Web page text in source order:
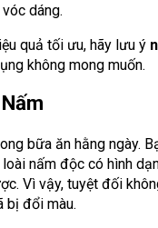
dáng.
quả tối ưu, hãy lưu ý
không mong muốn.
bữa ăn hằng ngày.
nấm độc có hình
Vì vậy, tuyệt đối
bị đổi màu.